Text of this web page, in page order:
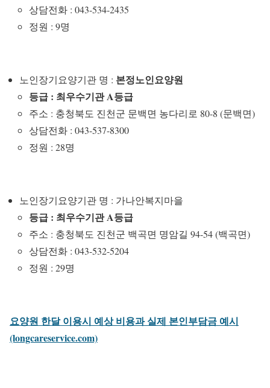
상담전화 : 043-534-2435
정원 : 9명
노인장기요양기관 명 : 본정노인요양원
등급 : 최우수기관 A등급
주소 : 충청북도 진천군 문백면 농다리로 80-8 (문백면)
상담전화 : 043-537-8300
정원 : 28명
노인장기요양기관 명 : 가나안복지마을
등급 : 최우수기관 A등급
주소 : 충청북도 진천군 백곡면 명암길 94-54 (백곡면)
상담전화 : 043-532-5204
정원 : 29명
요양원 한달 이용시 예상 비용과 실제 본인부담금 예시
(longcareservice.com)